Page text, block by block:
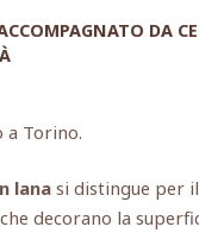
DA
a Torino.
lana si distingue per
che decorano la